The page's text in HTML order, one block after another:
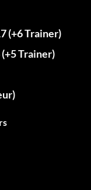
(+6 Trainer)
Trainer)